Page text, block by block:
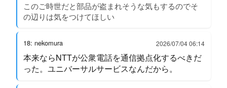
このご時世だと部品が盗まれそうな気もするのでそ
の辺りは気をつけてほしい
18: nekomura 2026/07/04 06:14
本来ならNTTが公衆電話を通信拠点化するべきだ
った。ユニバーサルサービスなんだから。